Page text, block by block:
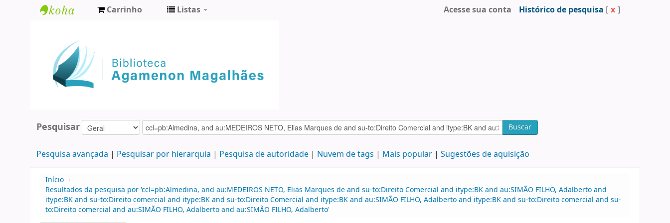
Agamenon
Magalhães
Carrinho Listas Acesse sua conta Histórico de pesquisa [ x ]
Pesquisar Buscar
Pesquisa avançada Pesquisar por hierarquia Pesquisa de autoridade Nuvem de tags Mais popular Sugestões de aquisição
Início ›
Resultados da pesquisa por 'ccl=pb:Almedina, and au:MEDEIROS NETO, Elias Marques de and su-to:Direito Comercial and itype:BK and au:SIMÃO FILHO, Adalberto and
itype:BK and su-to:Direito comercial and itype:BK and su-to:Direito Comercial and itype:BK and au:SIMÃO FILHO, Adalberto and itype:BK and su-to:Direito comercial and su-
to:Direito comercial and au:SIMÃO FILHO, Adalberto and au:SIMÃO FILHO, Adalberto'